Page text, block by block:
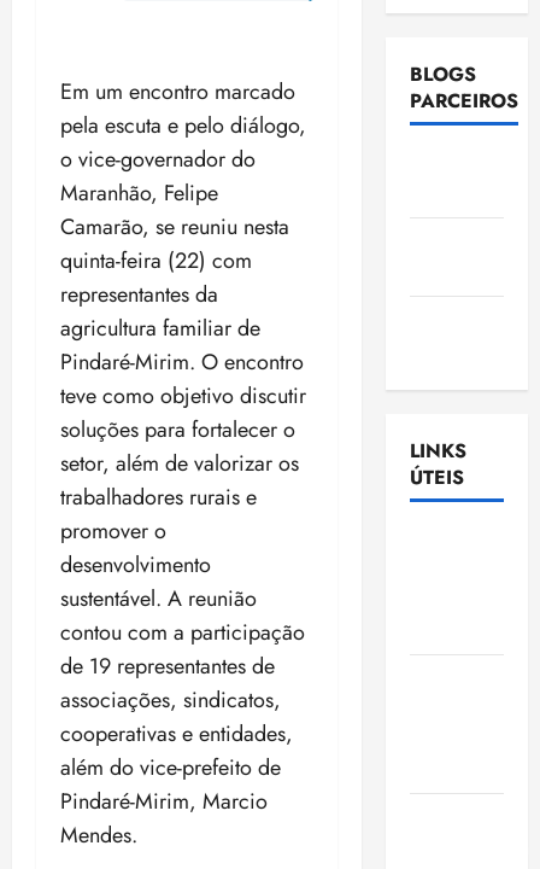
Em um encontro marcado
pela escuta e pelo diálogo,
o vice-governador do
Maranhão, Felipe
Camarão, se reuniu nesta
quinta-feira (22) com
representantes da
agricultura familiar de
Pindaré-Mirim. O encontro
teve como objetivo discutir
soluções para fortalecer o
setor, além de valorizar os
trabalhadores rurais e
promover o
desenvolvimento
sustentável. A reunião
contou com a participação
de 19 representantes de
associações, sindicatos,
cooperativas e entidades,
além do vice-prefeito de
Pindaré-Mirim, Marcio
Mendes.
BLOGS
PARCEIROS
LINKS
ÚTEIS